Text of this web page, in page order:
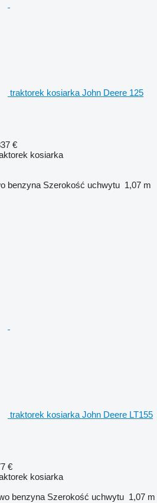
traktorek kosiarka John Deere 125
€
kosiarka
benzyna Szerokość uchwytu 1,07 m
traktorek kosiarka John Deere LT155
€
kosiarka
benzyna Szerokość uchwytu 1,07 m